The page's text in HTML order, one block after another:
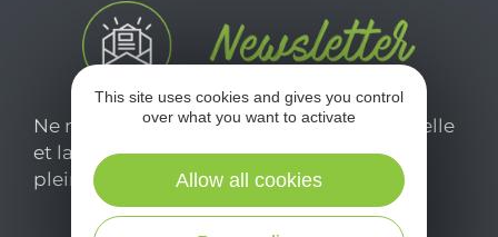
Ne manquez pas notre newsletter mensuelle
et laissez-vous inspirer pour profiter
pleinement de votre séjour en Aveyron.
This site uses cookies and gives you control
over what you want to activate
Allow all cookies